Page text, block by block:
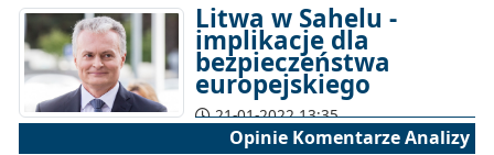
Litwa w Sahelu -
implikacje dla
bezpieczeństwa
europejskiego
21-01-2022 13:35
Opinie Komentarze Analizy